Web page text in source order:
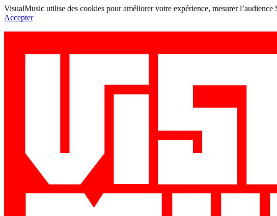
VisualMusic utilise des cookies pour améliorer votre expérience, mesurer
Accepter